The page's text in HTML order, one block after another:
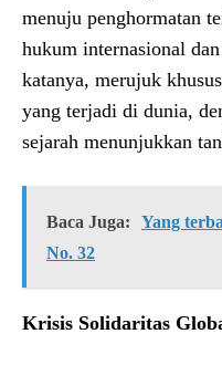
menuju penghormatan
hukum internasional
katanya, merujuk
yang terjadi di dunia,
sejarah menunjukkan
Baca Juga:
Yang
No. 32
Krisis Solidaritas